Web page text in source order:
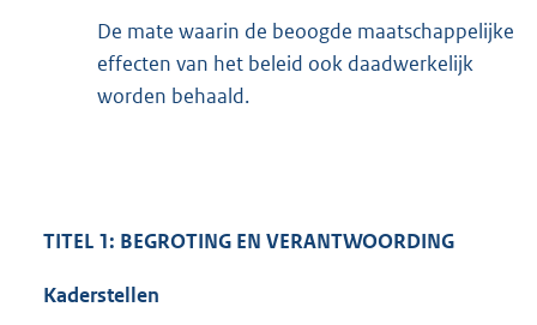
De mate waarin de beoogde maatschappelijke
effecten van het beleid ook daadwerkelijk
worden behaald.
TITEL 1: BEGROTING EN VERANTWOORDING
Kaderstellen